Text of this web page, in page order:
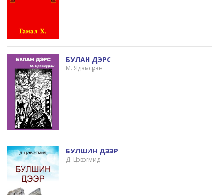
БУЛАН ДЭРС
М. Ядамсүрэн
БУЛШИН ДЭЭР
Д. Цэвэгмид